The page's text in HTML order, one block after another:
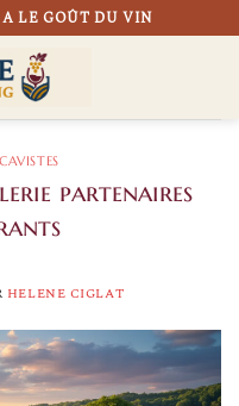
LE GOÛT DU VIN
partenaires
HELENE CIGLAT